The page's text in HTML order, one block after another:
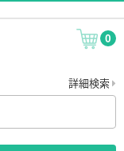
0
詳細検索